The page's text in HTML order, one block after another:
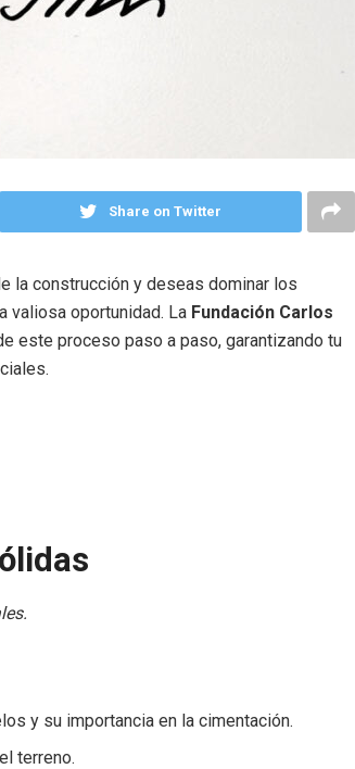
Share on Twitter
la construcción y deseas dominar los
valiosa oportunidad. La Fundación Carlos
este proceso paso a paso, garantizando tu
y su importancia en la cimentación.
terreno.